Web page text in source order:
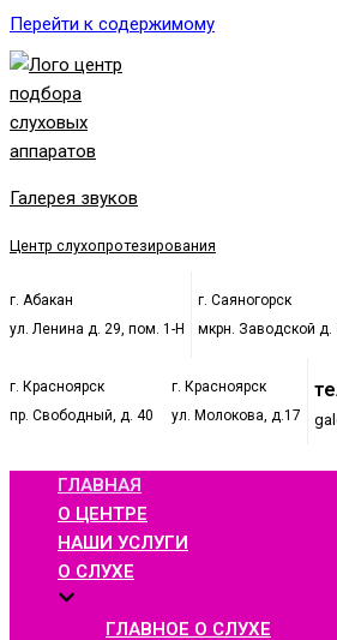
Перейти к содержимому
Галерея звуков
Центр слухопротезирования
г. Абакан
ул. Ленина д. 29, пом. 1-Н
г. Саяногорск
мкрн. Заводской д.
г. Красноярск
пр. Свободный, д. 40
г. Красноярск
ул. Молокова, д.17
ГЛАВНАЯ
О ЦЕНТРЕ
НАШИ УСЛУГИ
О СЛУХЕ
ГЛАВНОЕ О СЛУХЕ